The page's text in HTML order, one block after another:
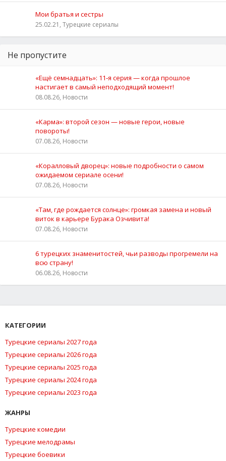
Мои братья и сестры
25.02.21, Турецкие сериалы
Не пропустите
«Ещё семнадцать»: 11‑я серия — когда прошлое
настигает в самый неподходящий момент!
08.08.26, Новости
«Карма»: второй сезон — новые герои, новые
повороты!
07.08.26, Новости
«Коралловый дворец»: новые подробности о самом
ожидаемом сериале осени!
07.08.26, Новости
«Там, где рождается солнце»: громкая замена и новый
виток в карьере Бурака Озчивита!
07.08.26, Новости
6 турецких знаменитостей, чьи разводы прогремели на
всю страну!
06.08.26, Новости
КАТЕГОРИИ
Турецкие сериалы 2027 года
Турецкие сериалы 2026 года
Турецкие сериалы 2025 года
Турецкие сериалы 2024 года
Турецкие сериалы 2023 года
ЖАНРЫ
Турецкие комедии
Турецкие мелодрамы
Турецкие боевики